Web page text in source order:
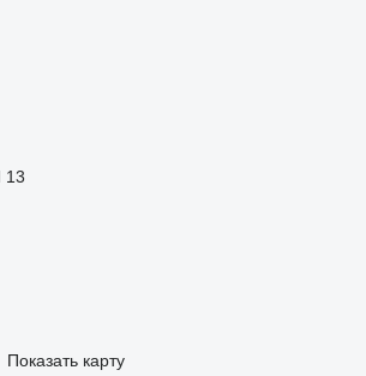
13
Показать карту